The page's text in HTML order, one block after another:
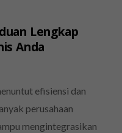
Lengkap
Anda
efisiensi dan
perusahaan
mengintegrasikan